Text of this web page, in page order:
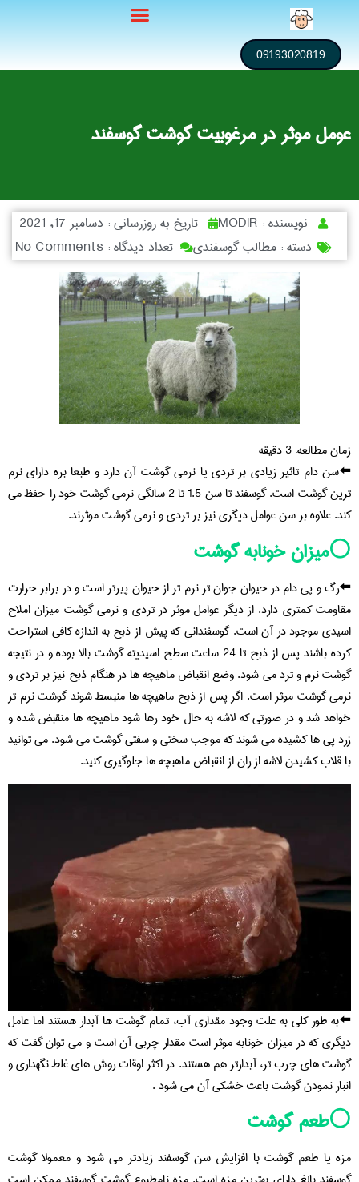
09193020819
عومل موثر در مرغوبیت گوشت گوسفند
نویسنده : تاریخ به روزرسانی : دسامبر 17, 2021
دسته : مطالب گوسفندی تعداد دیدگاه : No Comments
زمان مطالعه:3دقیقه
⬅️سن دام تاثیر زیادی بر تردی یا نرمی گوشت آن دارد و طبعا بره دارای نرم
ترین گوشت است. گوسفند تا سن 1.5 تا 2 سالگی نرمی گوشت خود را حفظ می
کند. علاوه بر سن عوامل دیگری نیز بر تردی و نرمی گوشت موثرند.
⚪️میزان خونابه گوشت
⬅️رگ و پی دام در حیوان جوان تر نرم تر از حیوان پیرتر است و در برابر حرارت
مقاومت کمتری دارد. از دیگر عوامل موثر در تردی و نرمی گوشت میزان املاح
اسیدی موجود در آن است. گوسفندانی که پیش از ذبح به اندازه کافی استراحت
کرده باشند پس از ذبح تا 24 ساعت سطح اسیدیته گوشت بالا بوده و در نتیجه
گوشت نرم و ترد می شود. وضع انقباض ماهیچه ها در هنگام ذبح نیز بر تردی و
نرمی گوشت موثر است. اگر پس از ذبح ماهیچه ها منبسط شوند گوشت نرم تر
خواهد شد و در صورتی که لاشه به حال خود رها شود ماهیچه ها منقبض شده و
زرد پی ها کشیده می شوند که موجب سختی و سفتی گوشت می شود. می توانید
با قلاب کشیدن لاشه از ران از انقباض ماهبچه ها جلوگیری کنید.
⬅️به طور کلی به علت وجود مقداری آب، تمام گوشت ها آبدار هستند اما عامل
دیگری که در میزان خونابه موثر است مقدار چربی آن است و می توان گفت که
گوشت های چرب تر، آبدارتر هم هستند. در اکثر اوقات روش های غلط نگهداری و
انبار نمودن گوشت باعث خشکی آن می شود .
⚪️طعم گوشت
مزه یا طعم گوشت با افزایش سن گوسفند زیادتر می شود و معمولا گوشت